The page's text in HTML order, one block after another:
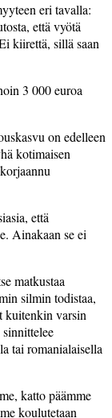
eri tavalla:
että vyötä
kiirettä, sillä saan
3 000 euroa
on edelleen
kotimaisen
että
Ainakaan se ei
matkustaa
silmin todistaa,
kuitenkin varsin
tai romanialaisella
katto päämme
koulutetaan